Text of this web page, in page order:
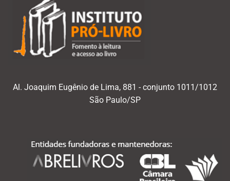
Al. Joaquim Eugênio de Lima, 881 - conjunto 1011/1012
São Paulo/SP